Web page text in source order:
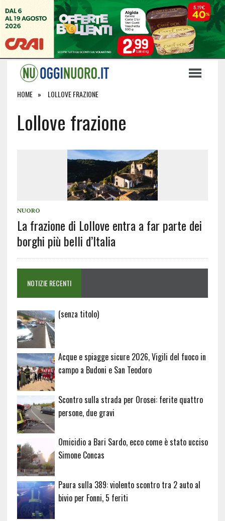
HOME LOLLOVE FRAZIONE
Lollove frazione
NUORO
La frazione di Lollove entra a far parte dei
borghi più belli d’Italia
NOTIZIE RECENTI
(senza titolo)Articolo
Acque e spiagge sicure 2026, Vigili del fuoco in
campo a Budoni e San Teodoro
Scontro sulla strada per Orosei: ferite quattro
persone, due gravi
Omicidio a Bari Sardo, ecco come è stato ucciso
Simone Concas
Paura sulla 389: violento scontro tra 2 auto al
bivio per Fonni, 5 feriti